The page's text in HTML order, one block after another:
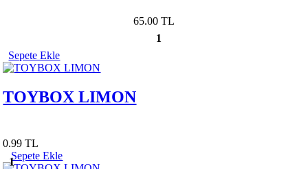
65.00 TL
1
Sepete Ekle
TOYBOX LIMON
0.99 TL
1
Sepete Ekle